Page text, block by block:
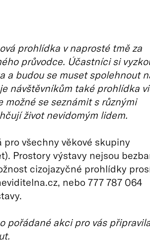
prohlídka v naprosté tmě za
průvodce. Účastníci si
a budou se muset spolehnout
návštěvníkům také prohlídka
možné se seznámit s různými
život nevidomým lidem.
pro všechny věkové skupiny
Prostory výstavy nejsou
cizojazyčné prohlídky
nebo 777 787 064
pořádané akci pro vás